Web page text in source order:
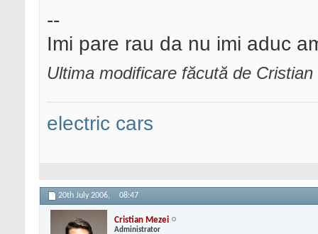
--
Imi pare rau da nu imi aduc
Ultima modificare făcută de
electric cars
20th July 2006, 08:47
Cristian Mezei
Administrator